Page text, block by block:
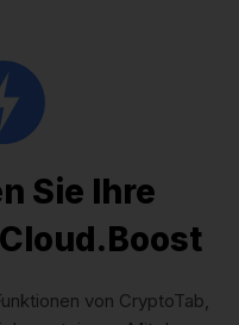
Sie Ihre
von CryptoTab,